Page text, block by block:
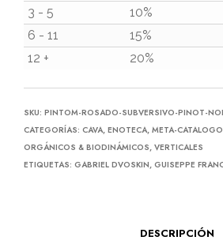
3 - 5
10%
6 - 11
15%
12 +
20%
SKU: PINTOM-ROSADO-SUBVERSIVO-PINOT-
CATEGORÍAS: CAVA, ENOTECA, META-CATALOGO
ORGÁNICOS & BIODINÁMICOS, VERTICALES
ETIQUETAS: GABRIEL DVOSKIN, GUISEPPE
DESCRIPCIÓN